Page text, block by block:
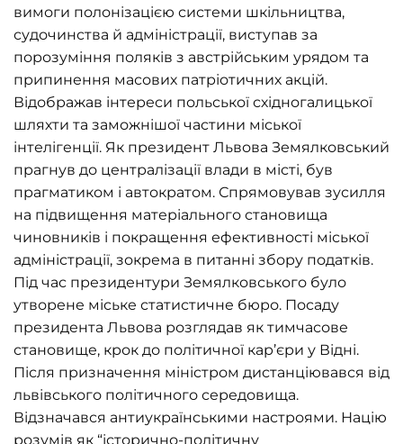
вимоги полонізацією системи шкільництва,
судочинства й адміністрації, виступав за
порозуміння поляків з австрійським урядом та
припинення масових патріотичних акцій.
Відображав інтереси польської східногалицької
шляхти та заможнішої частини міської
інтелігенції. Як президент Львова Земялковський
прагнув до централізації влади в місті, був
прагматиком і автократом. Спрямовував зусилля
на підвищення матеріального становища
чиновників і покращення ефективності міської
адміністрації, зокрема в питанні збору податків.
Під час президентури Земялковського було
утворене міське статистичне бюро. Посаду
президента Львова розглядав як тимчасове
становище, крок до політичної кар’єри у Відні.
Після призначення міністром дистанціювався від
львівського політичного середовища.
Відзначався антиукраїнськими настроями. Націю
розумів як “історично-політичну